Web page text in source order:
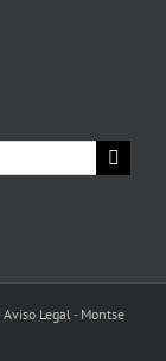
Aviso Legal- Montse